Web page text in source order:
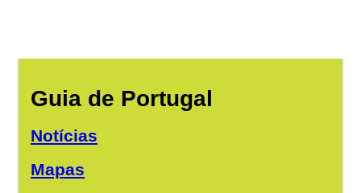
Guia de Portugal
Notícias
Mapas